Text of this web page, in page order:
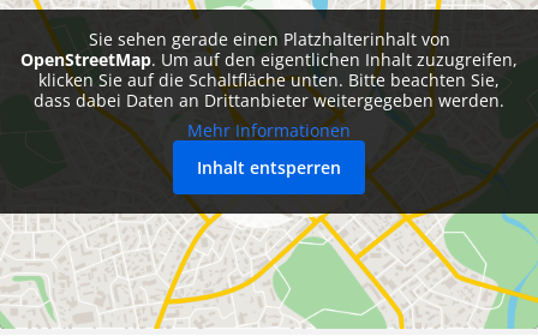
Sie sehen gerade einen Platzhalterinhalt von
OpenStreetMap. Um auf den eigentlichen Inhalt zuzugreifen,
klicken Sie auf die Schaltfläche unten. Bitte beachten Sie,
dass dabei Daten an Drittanbieter weitergegeben werden.
Mehr Informationen
Inhalt entsperren